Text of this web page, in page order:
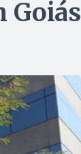
Goiás